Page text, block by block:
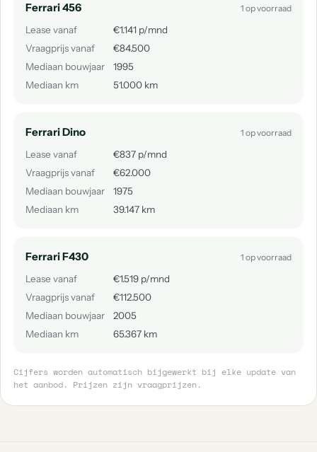
Ferrari 456 1 op voorraad
Lease vanaf
€1.141 p/mnd
Vraagprijs vanaf
€84.500
Mediaan bouwjaar
1995
Mediaan km
51.000 km
Ferrari Dino 1 op voorraad
Lease vanaf
€837 p/mnd
Vraagprijs vanaf
€62.000
Mediaan bouwjaar
1975
Mediaan km
39.147 km
Ferrari F430 1 op voorraad
Lease vanaf
€1.519 p/mnd
Vraagprijs vanaf
€112.500
Mediaan bouwjaar
2005
Mediaan km
65.367 km
Cijfers worden automatisch bijgewerkt bij elke update van
het aanbod. Prijzen zijn vraagprijzen.